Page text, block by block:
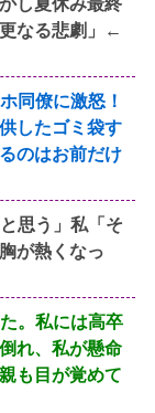
なる悲劇」←
同僚に激怒！
したゴミ袋す
のはお前だけ
思う」私「そ
が熱くなっ
。私には高卒
れ、私が懸命
も目が覚めて